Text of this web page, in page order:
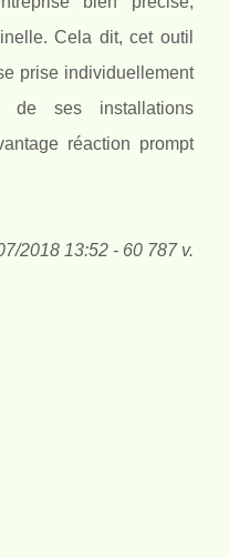
Cela dit, cet outil
prise individuellement
de ses installations
réaction prompt
2018 13:52 - 60 787 v.